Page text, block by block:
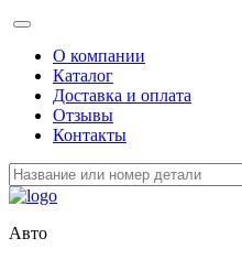
О компании
Каталог
Доставка и оплата
Отзывы
Контакты
Авто